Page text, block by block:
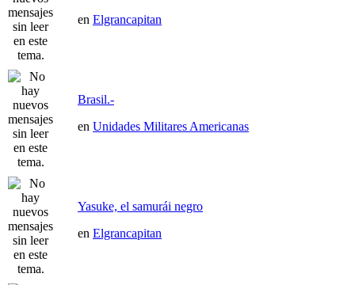
en Elgrancapitan
Brasil.-
en Unidades Militares Americanas
Yasuke, el samurái negro
en Elgrancapitan